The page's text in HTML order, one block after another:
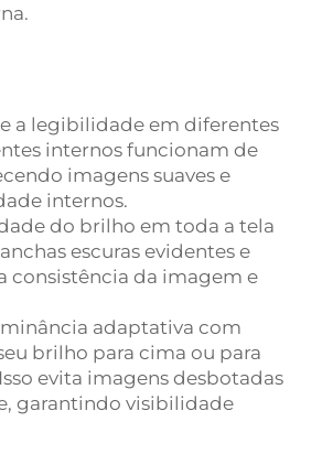
a legibilidade em diferentes
internos funcionam de
imagens suaves e
internos.
do brilho em toda a tela
escuras evidentes e
consistência da imagem e
adaptativa com
brilho para cima ou para
evita imagens desbotadas
garantindo visibilidade